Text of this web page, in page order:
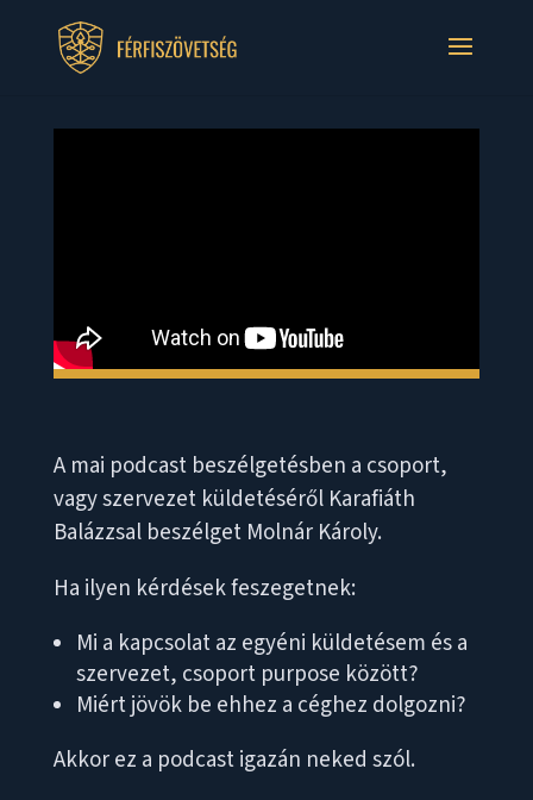
A mai podcast beszélgetésben a csoport,
vagy szervezet küldetéséről Karafiáth
Balázzsal beszélget Molnár Károly.
Ha ilyen kérdések feszegetnek:
Mi a kapcsolat az egyéni küldetésem és a
szervezet, csoport purpose között?
Miért jövök be ehhez a céghez dolgozni?
Akkor ez a podcast igazán neked szól.